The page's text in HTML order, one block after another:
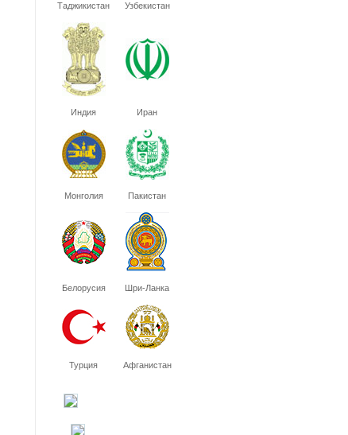
Таджикистан Узбекистан
Индия Иран
Монголия Пакистан
Белорусия Шри-Ланка
Турция Афганистан